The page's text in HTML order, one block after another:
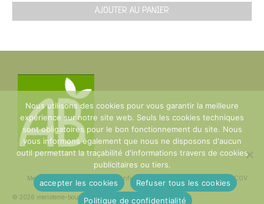
AJOUTER AU PANIER
Mentions Légales Politique de confidentialité CGV
© 2026 meristeme-boutique
Nous utilisons des cookies pour vous garantir la meilleure
expérience sur notre site web. Seuls les cookies techniques
sont obligatoires pour le bon fonctionnement du site. Nous
vous informons également que nous ne disposons d'aucun
outil permettant la traçabilité d'informations travers de cookies
publicitaires ou tiers.
accepter les cookies
Refuser tous les cookies
Politique de confidentialité